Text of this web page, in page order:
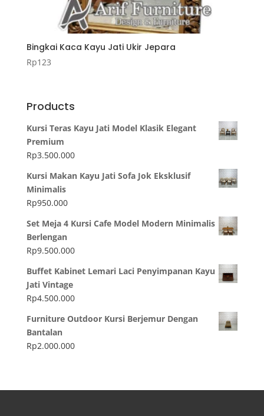
Bingkai Kaca Kayu Jati Ukir Jepara
Rp123
Products
Kursi Teras Kayu Jati Model Klasik Elegant
Premium
Rp3.500.000
Kursi Makan Kayu Jati Sofa Jok Eksklusif
Minimalis
Rp950.000
Set Meja 4 Kursi Cafe Model Modern Minimalis
Berlengan
Rp9.500.000
Buffet Kabinet Lemari Laci Penyimpanan Kayu
Jati Vintage
Rp4.500.000
Furniture Outdoor Kursi Berjemur Dengan
Bantalan
Rp2.000.000